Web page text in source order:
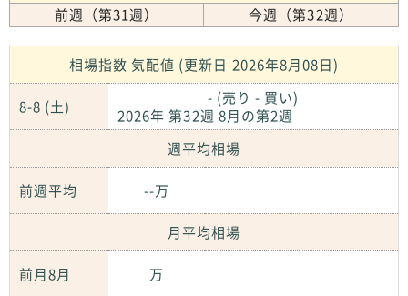
前週（第31週）
今週（第32週）
相場指数 気配値 (更新日 2026年8月08日)
8-8 (土)
- (売り - 買い)
2026年 第32週 8月の第2週
週平均相場
前週平均 --万
月平均相場
前月8月 万